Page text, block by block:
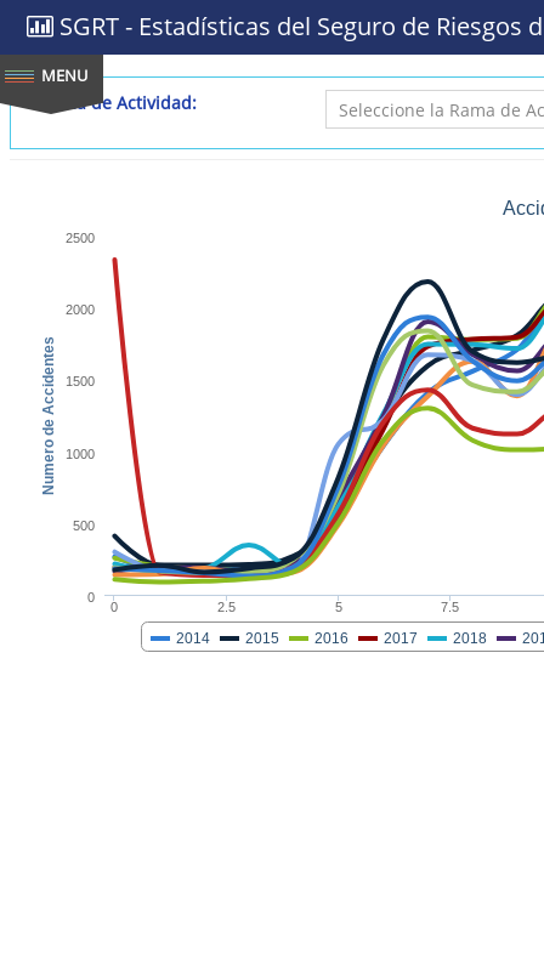
SGRT - Estadísticas del Seguro de Riesgos
Rama de Actividad:
Numero de Accidentes
2014 2015 2016 2017 2018
0 2.5 5 7.5
0
500
1000
1500
2000
2500